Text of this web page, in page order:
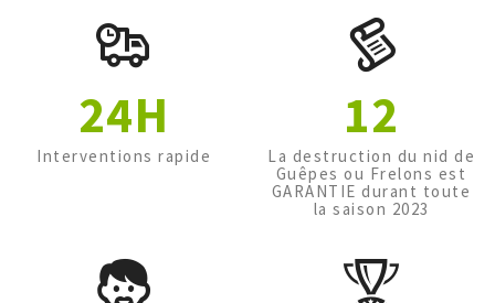
24H
Interventions rapide
12
La destruction du nid de
Guêpes ou Frelons est
GARANTIE durant toute
la saison 2023